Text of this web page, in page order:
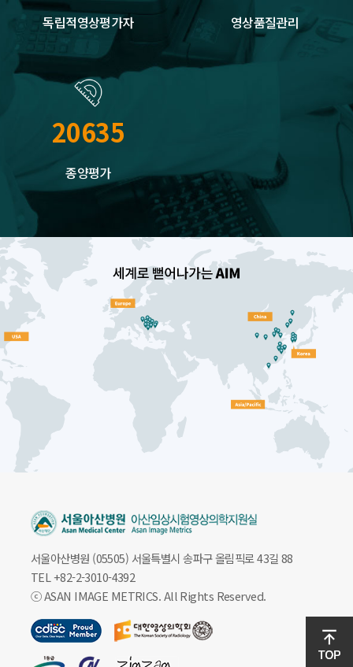
독립적영상평가자 영상품질관리
20635
종양평가
서울아산병원 (05505) 서울특별시 송파구 올림픽로 43길 88
TEL +82-2-3010-4392
ⓒ ASAN IMAGE METRICS. All Rights Reserved.